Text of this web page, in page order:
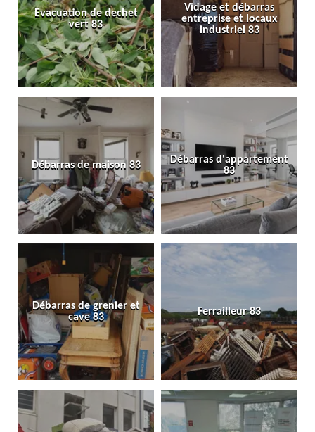
Evacuation de dechet
vert 83
Vidage et débarras
entreprise et locaux
industriel 83
Débarras de maison 83
Débarras d'appartement
83
Débarras de grenier et
cave 83
Ferrailleur 83